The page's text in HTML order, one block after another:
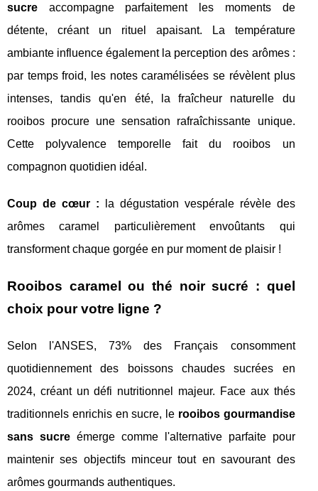
sucre accompagne parfaitement les moments de
détente, créant un rituel apaisant. La température
ambiante influence également la perception des arômes :
par temps froid, les notes caramélisées se révèlent plus
intenses, tandis qu'en été, la fraîcheur naturelle du
rooibos procure une sensation rafraîchissante unique.
Cette polyvalence temporelle fait du rooibos un
compagnon quotidien idéal.
Coup de cœur : la dégustation vespérale révèle des
arômes caramel particulièrement envoûtants qui
transforment chaque gorgée en pur moment de plaisir !
Rooibos caramel ou thé noir sucré : quel
choix pour votre ligne ?
Selon l'ANSES, 73% des Français consomment
quotidiennement des boissons chaudes sucrées en
2024, créant un défi nutritionnel majeur. Face aux thés
traditionnels enrichis en sucre, le rooibos gourmandise
sans sucreémerge comme l'alternative parfaite pour
maintenir ses objectifs minceur tout en savourant des
arômes gourmands authentiques.